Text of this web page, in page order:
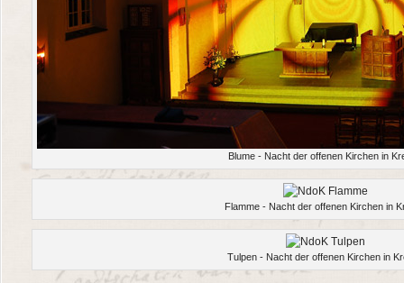
Blume - Nacht der offenen Kirchen in
Flamme - Nacht der offenen Kirchen in
Tulpen - Nacht der offenen Kirchen in